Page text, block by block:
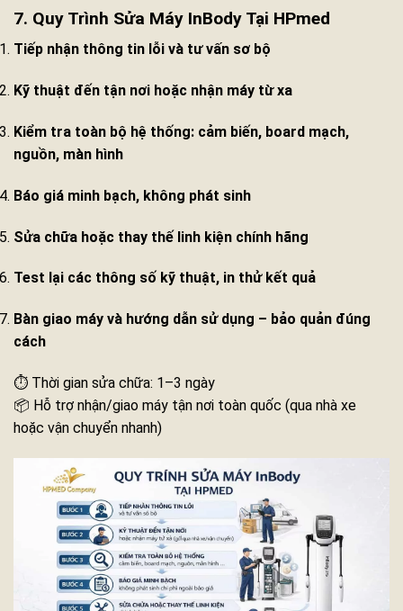
7. Quy Trình Sửa Máy InBody Tại HPmed
Tiếp nhận thông tin lỗi và tư vấn sơ bộ
Kỹ thuật đến tận nơi hoặc nhận máy từ xa
Kiểm tra toàn bộ hệ thống: cảm biến, board mạch,
nguồn, màn hình
Báo giá minh bạch, không phát sinh
Sửa chữa hoặc thay thế linh kiện chính hãng
Test lại các thông số kỹ thuật, in thử kết quả
Bàn giao máy và hướng dẫn sử dụng – bảo quản đúng
cách
⏱ Thời gian sửa chữa: 1–3 ngày
📦 Hỗ trợ nhận/giao máy tận nơi toàn quốc (qua nhà xe
hoặc vận chuyển nhanh)